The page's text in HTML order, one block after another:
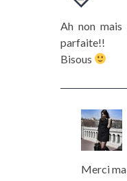
Ah non
parfaite!!
Bisous
Merci